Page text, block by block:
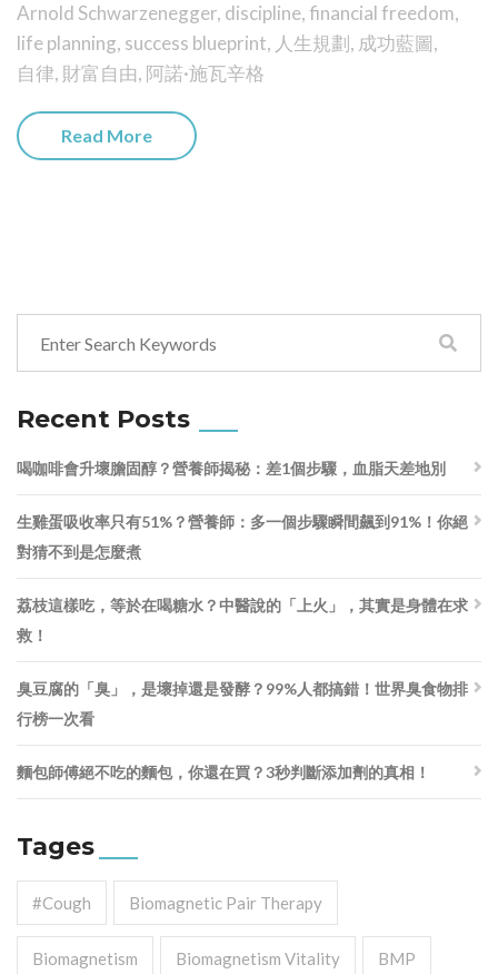
Arnold Schwarzenegger, discipline,financial freedom,
life planning, success blueprint, 人生規劃, 成功藍圖,
自律, 財富自由, 阿諾·施瓦辛格
Read More
Recent Posts
喝咖啡會升壞膽固醇？營養師揭秘：差1個步驟，血脂天差地別
生雞蛋吸收率只有51%？營養師：多一個步驟瞬間飆到91%！你絕
對猜不到是怎麼煮
荔枝這樣吃，等於在喝糖水？中醫說的「上火」，其實是身體在求
救！
臭豆腐的「臭」，是壞掉還是發酵？99%人都搞錯！世界臭食物排
行榜一次看
麵包師傅絕不吃的麵包，你還在買？3秒判斷添加劑的真相！
Tages
#cough Biomagnetic Pair Therapy
Biomagnetism Biomagnetism Vitality BMP